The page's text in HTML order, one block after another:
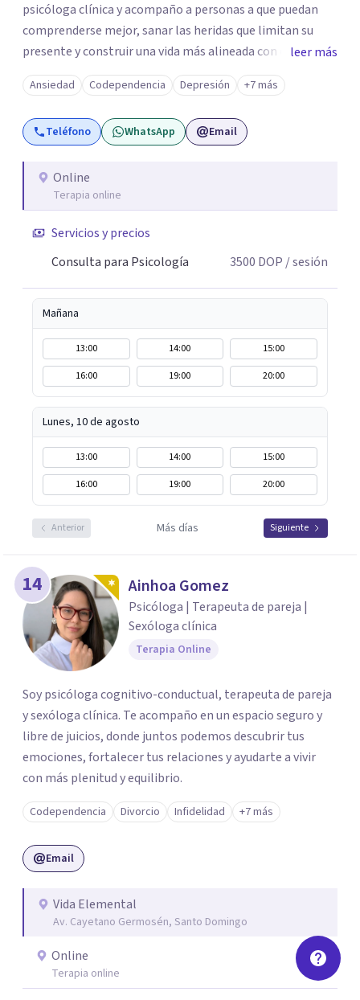
psicóloga clínica y acompaño a personas a que puedan
comprenderse mejor, sanar las heridas que limitan su
presente y construir una vida más alineada con quienes
realmente son. Trabajo desde desde la empatía, la
presencia y el respeto. No acompaño desde la idea de
tener todas las respuestas, sino desde la certeza de que
cada persona es la experta en su propia vida. Pero sobre
que significa reconstruirse, empezar de nuevo y descubrir
fortalezas en medio de la adversidad, del dolor, miedo y la
personas sin juzgarlas Mi enfoque es integrativo que
combina procesos de autoconocimiento y herramientas
terapéutico cálido, seguro y sin juicios, donde cada
emociones y sus patrones con honestidad y compasión.
leer más
Ansiedad Codependencia Depresión +7 más
Teléfono WhatsApp Email
Online
Terapia online
Servicios y precios
Consulta para Psicología
3500 DOP / sesión
Mañana
13:00 14:00
15:00
16:00
19:00 20:00
Lunes, 10 de agosto
13:00 14:00
15:00
16:00
19:00 20:00
Anterior Más días Siguiente
14 Ainhoa Gomez
Psicóloga | Terapeuta de pareja |
Sexóloga clínica
Terapia Online
Soy psicóloga cognitivo-conductual, terapeuta de pareja
y sexóloga clínica. Te acompaño en un espacio seguro y
libre de juicios, donde juntos podemos descubrir tus
emociones, fortalecer tus relaciones y ayudarte a vivir
con más plenitud y equilibrio.
Codependencia Divorcio Infidelidad +7 más
Email
Vida Elemental
Av. Cayetano Germosén, Santo Domingo
Online
Terapia online